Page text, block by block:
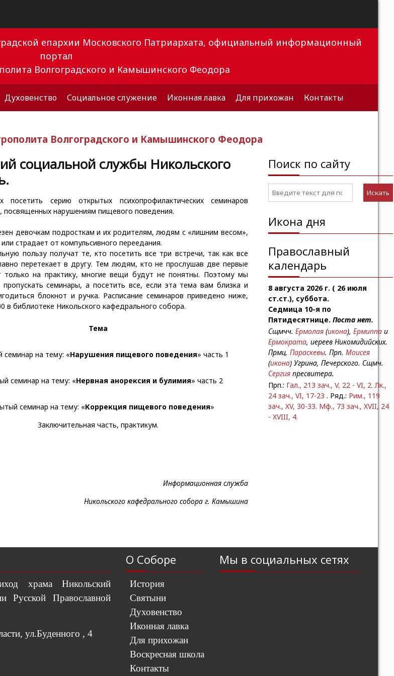
епархии Московского Патриархата, официальный информационный
портал
Волгоградского и Камышинского Феодора
Духовенство Социальное служение Иконная лавка Для прихожан Контакты
Волгоградского и Камышинского Феодора
социальной службы Никольского
серию открытых психопрофилактических семинаров
посвященных нарушениям пищевого поведения.
девочкам подросткам и их родителям, людям с «лишним весом»,
страдает от компульсивного переедания.
пользу получат те, кто посетить все три встречи, так как все
перетекает в другу. Тем людям, кто не прослушав две первые
только на практику, многие вещи будут не понятны. Поэтому мы
семинары, а посетить все, если эта тема вам близка и
блокнот и ручка. Расписание семинаров приведено ниже,
в библиотеке Никольского кафедрального собора.
Тема
семинар на тему: «Нарушения пищевого поведения» часть 1
семинар на тему: «Нервная анорексия и булимия» часть 2
семинар на тему: «Коррекция пищевого поведения»
Заключительная часть, практикум.
Информационная служба
Никольского кафедрального собора г. Камышина
Поиск по сайту
Искать
Икона дня
Православный
календарь
8 августа 2026 г. ( 26 июля
ст.ст.), суббота.
Седмица 10-я по
Пятидесятнице. Поста нет.
Сщмчч. Ермолая (икона), Ермиппа и
Ермократа, иереев Никомидийских.
Прмц. Параскевы. Прп. Моисея
(икона) Угрина, Печерского. Сщмч.
Сергия пресвитера.
Прп.: Гал., 213 зач., V, 22 - VI, 2. Лк.,
24 зач., VI, 17-23 . Ряд.: Рим., 119
зач., XV, 30-33. Мф., 73 зач., XVII, 24
- XVIII, 4.
храма Никольский
Русской Православной
ул.Буденного , 4
О Соборе
История
Святыни
Духовенство
Иконная лавка
Для прихожан
Воскресная школа
Контакты
Мы в социальных сетях